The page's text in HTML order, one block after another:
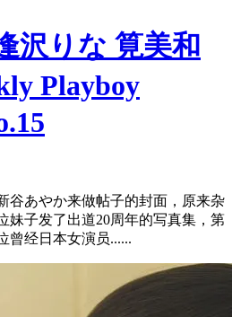
沢りな 筧美和
Playboy
谷あやか来做帖子的封面，原来杂
妹子发了出道20周年的写真集，第
曾经日本女演员......